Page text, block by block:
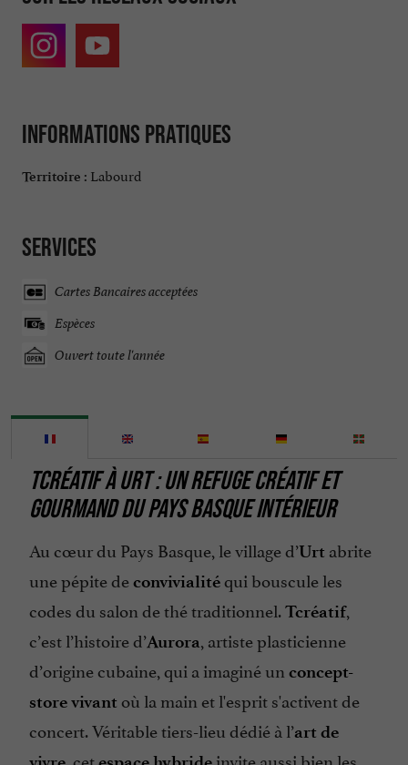
Informations pratiques
Territoire : Labourd
Services
Cartes Bancaires acceptées
Espèces
Ouvert toute l'année
TCRÉATIF À URT : UN REFUGE CRÉATIF ET
GOURMAND DU PAYS BASQUE INTÉRIEUR
Au cœur du Pays Basque, le village d’Urt abrite
une pépite deconvivialitéqui bouscule les
codes du salon de thé traditionnel.Tcréatif,
c’est l’histoire d’Aurora, artiste plasticienne
d’origine cubaine, qui a imaginé un concept-
store vivant où la main et l'esprit s'activent de
concert. Véritable tiers-lieu dédié à l’art de